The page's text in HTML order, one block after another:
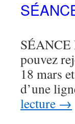
SÉANCE
pouvez
18 mars
d’une
lecture →